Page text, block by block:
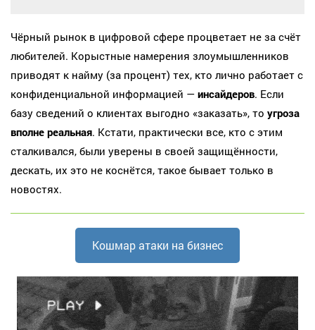
Чёрный рынок в цифровой сфере процветает не за счёт
любителей. Корыстные намерения злоумышленников
приводят к найму (за процент) тех, кто лично работает с
конфиденциальной информацией — инсайдеров. Если
базу сведений о клиентах выгодно «заказать», то угроза
вполне реальная. Кстати, практически все, кто с этим
сталкивался, были уверены в своей защищённости,
дескать, их это не коснётся, такое бывает только в
новостях.
Кошмар атаки на бизнес